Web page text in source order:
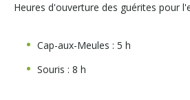
Heures d'ouverture des guérites pour
Cap-aux-Meules : 5 h
Souris : 8 h